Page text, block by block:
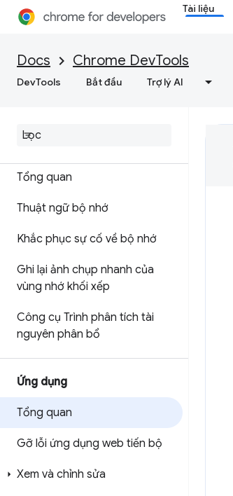
Tài liệu
Docs Chrome DevTools
DevTools Bắt đầu Trợ lý AI
Lưu dấu vết hiệu suất
Ngọn hải đăng
Tổng quan
Thuật ngữ bộ nhớ
Khắc phục sự cố về bộ nhớ
Ghi lại ảnh chụp nhanh của
vùng nhớ khối xếp
Công cụ Trình phân tích tài
nguyên phân bổ
Ứng dụng
Tổng quan
Gỡ lỗi ứng dụng web tiến bộ
Xem và chỉnh sửa